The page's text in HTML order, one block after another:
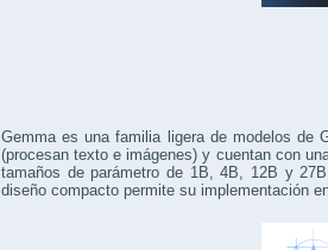
Gemma es una familia ligera de modelos de
(procesan texto e imágenes) y cuentan con
tamaños de parámetro de 1B, 4B, 12B y
diseño compacto permite su implementación